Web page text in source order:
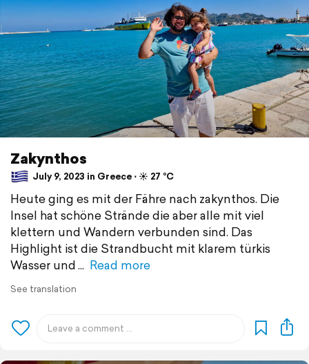
Zakynthos
July 9, 2023 in Greece ⋅ ☀️ 27 °C
Heute ging es mit der Fähre nach zakynthos. Die
Insel hat schöne Strände die aber alle mit viel
klettern und Wandern verbunden sind. Das
Highlight ist die Strandbucht mit klarem türkis
Wasser und
Read more
See translation